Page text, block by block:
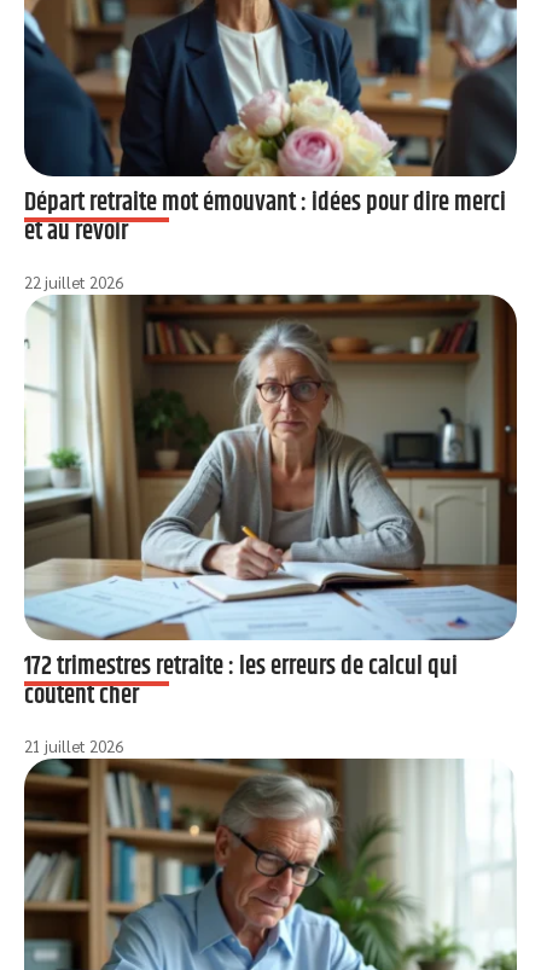
Départ retraite mot émouvant : idées pour dire merci
et au revoir
22 juillet 2026
172 trimestres retraite : les erreurs de calcul qui
coûtent cher
21 juillet 2026